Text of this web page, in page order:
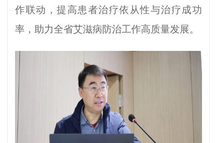
作联动，提高患者治疗依从性与治疗成功
率，助力全省艾滋病防治工作高质量发展。